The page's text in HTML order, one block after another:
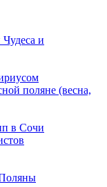
и
поляне (весна,
в Сочи